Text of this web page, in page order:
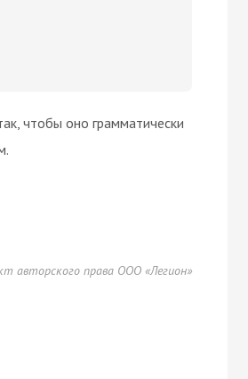
чтобы оно грамматически
авторского права ООО «Легион»